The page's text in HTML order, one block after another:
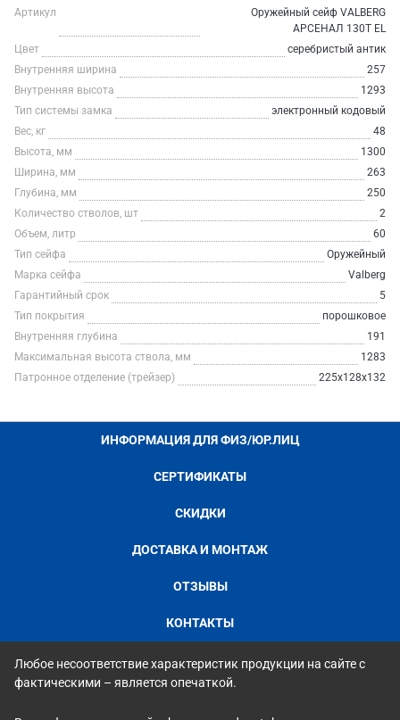
Артикул
Оружейный сейф VALBERG
АРСЕНАЛ 130Т EL
Цвет
серебристый антик
Внутренняя ширина
257
Внутренняя высота
1293
Тип системы замка
электронный кодовый
Вес, кг
48
Высота, мм
1300
Ширина, мм
263
Глубина, мм
250
Количество стволов, шт
2
Объем, литр
60
Тип сейфа
Оружейный
Марка сейфа
Valberg
Гарантийный срок
5
Тип покрытия
порошковое
Внутренняя глубина
191
Максимальная высота ствола, мм
1283
Патронное отделение (трейзер)
225x128x132
ИНФОРМАЦИЯ ДЛЯ ФИЗ/ЮР.ЛИЦ
СЕРТИФИКАТЫ
СКИДКИ
ДОСТАВКА И МОНТАЖ
ОТЗЫВЫ
КОНТАКТЫ
Любое несоответствие характеристик продукции на сайте с
фактическими – является опечаткой.